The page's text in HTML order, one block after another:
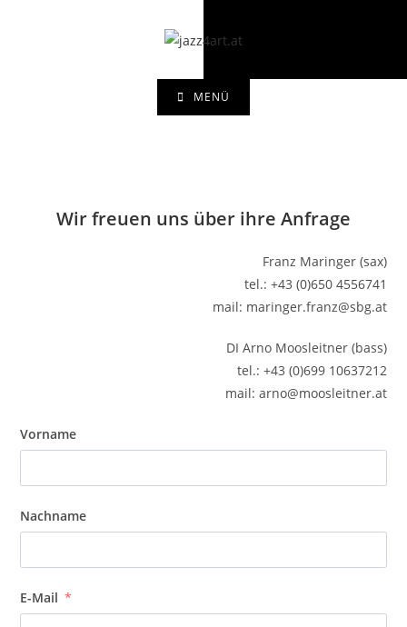
MENÜ
Wir freuen uns über ihre Anfrage
Franz Maringer (sax)
tel.: +43 (0)650 4556741
mail: maringer.franz@sbg.at
DI Arno Moosleitner (bass)
tel.: +43 (0)699 10637212
mail: arno@moosleitner.at
Vorname
Nachname
E-Mail